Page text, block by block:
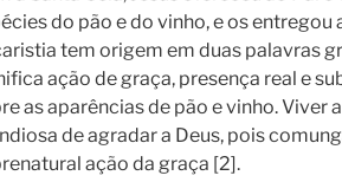
do pão e do vinho, e os entregou
tem origem em duas palavras
ação de graça, presença real e
as aparências de pão e vinho. Viver
de agradar a Deus, pois
ação da graça [2].